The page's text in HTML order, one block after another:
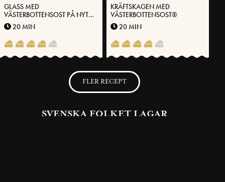
GLASS MED
VÄSTERBOTTENSOST PÅ NYTT
SÄTT20 MIN
KRÄFTSKAGEN MED
VÄSTERBOTTENSOST®
20 MIN
FLER RECEPT
SVENSKA FOLKET LAGAR